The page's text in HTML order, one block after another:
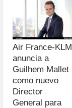
Air France-KLM
anuncia a
Guilhem Mallet
como nuevo
Director
General para